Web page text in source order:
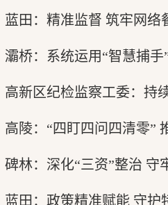
蓝田：精准监督 筑牢网络
灞桥：系统运用“智慧捕
高新区纪检监察工委：持
高陵：“四盯四问四清零”
碑林：深化“三资”整治 守
蓝田：政策精准赋能 守护